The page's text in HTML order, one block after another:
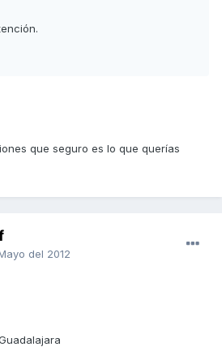
que seguro es lo que querías
del 2012